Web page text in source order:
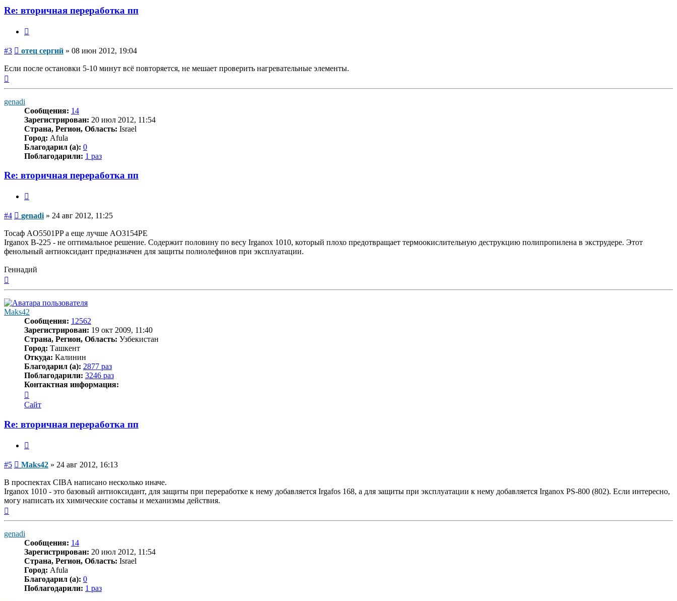
Re: вторичная переработка пп
#3 Сообщение
отец сергий » 08 июн 2012, 19:04
Если после остановки 5-10 минут всё повторяется, не мешает проверить нагревательные элементы.
genadi
Сообщения: 14
Зарегистрирован: 20 июл 2012, 11:54
Страна, Регион, Область: Israel
Город: Afula
Благодарил (а): 0
Поблагодарили: 1 раз
Re: вторичная переработка пп
#4 Сообщение
genadi » 24 авг 2012, 11:25
Тосаф AO5501PP а еще лучше AO3154PE
Irganox B-225 - не оптимальное решение. Содержит половину по весу Irganox 1010, который плохо предотвращает термоокислительную деструкцию полипропилена в экструдере. Этот
фенольный антиоксидант предназначен для защиты полиолефинов при эксплуатации.
Геннадий
Maks42
Сообщения: 12562
Зарегистрирован: 19 окт 2009, 11:40
Страна, Регион, Область: Узбекистан
Город: Ташкент
Откуда: Калинин
Благодарил (а): 2877 раз
Поблагодарили: 3246 раз
Контактная информация:
информация
пользователя
Сайт
Re: вторичная переработка пп
#5 Сообщение
Maks42 » 24 авг 2012, 16:13
В проспектах CIBA написано несколько иначе.
Irganox 1010 - это базовый антиоксидант, для защиты при переработке к нему добавляется Irgafos 168, а для защиты при эксплуатации к нему добавляется Irganox PS-800 (802). Если интересно,
могу написать их химические составы и механизмы действия.
genadi
Сообщения: 14
Зарегистрирован: 20 июл 2012, 11:54
Страна, Регион, Область: Israel
Город: Afula
Благодарил (а): 0
Поблагодарили: 1 раз